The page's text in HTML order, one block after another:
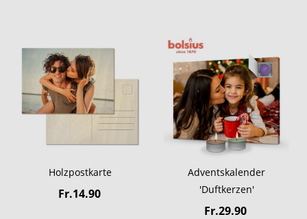
Holzpostkarte
Fr.14.90
Adventskalender
'Duftkerzen'
Fr.29.90